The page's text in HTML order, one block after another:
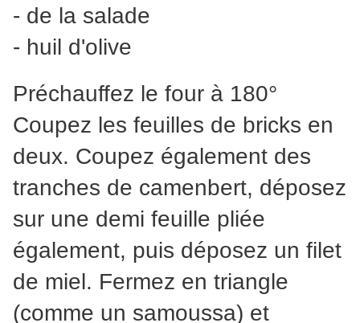
- de la salade
- huil d'olive
Préchauffez le four à 180°
Coupez les feuilles de bricks en
deux. Coupez également des
tranches de camenbert, déposez
sur une demi feuille pliée
également, puis déposez un filet
de miel. Fermez en triangle
(comme un samoussa) et